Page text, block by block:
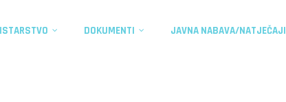
DOKUMENTI JAVNA NABAVA/NATJEČAJI